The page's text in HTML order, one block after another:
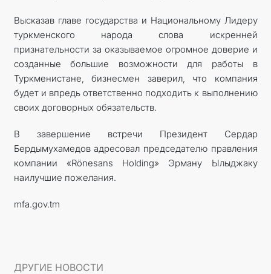
Высказав главе государства и Национальному Лидеру
туркменского народа слова искренней
признательности за оказываемое огромное доверие и
созданные большие возможности для работы в
Туркменистане, бизнесмен заверил, что компания
будет и впредь ответственно подходить к выполнению
своих договорных обязательств.
В завершение встречи Президент Сердар
Бердымухамедов адресовал председателю правления
компании «Rönesans Holding» Эрману Ылыджаку
наилучшие пожелания.
mfa.gov.tm
ДРУГИЕ НОВОСТИ